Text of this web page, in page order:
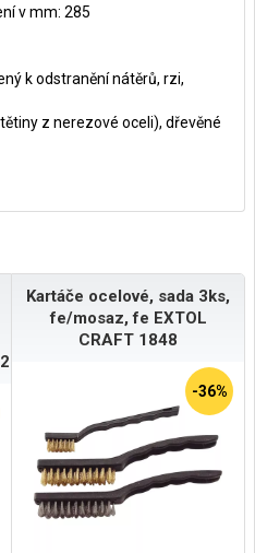
v mm: 285
k odstranění nátěrů, rzi,
z nerezové oceli), dřevěné
22EHX/25EHDSP/25DT...
Kartáče ocelové, sada 3ks,
fe/mosaz, fe EXTOL
CRAFT 1848
-36%